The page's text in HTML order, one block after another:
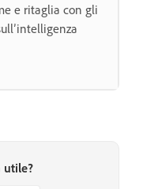
e ritaglia con gli
utile?